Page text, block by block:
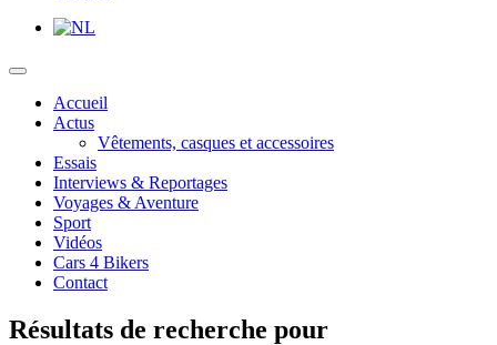
Accueil
Actus
Vêtements, casques et accessoires
Essais
Interviews & Reportages
Voyages & Aventure
Sport
Vidéos
Cars 4 Bikers
Contact
Résultats de recherche pour